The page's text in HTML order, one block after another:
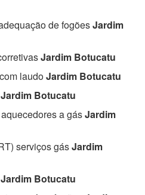
de fogõesJardim
Jardim Botucatu
laudoJardim Botucatu
Jardim Botucatu
a gásJardim
serviços gásJardim
Jardim Botucatu